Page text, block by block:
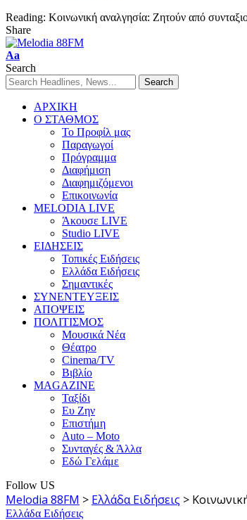
Reading: Κοινωνική αναλγησία: Ζητούν από
Share
Aa
Search
ΑΡΧΙΚΗ
Ο ΣΤΑΘΜΟΣ
Το Προφίλ μας
Παραγωγοί
Πρόγραμμα
Διαφήμιση
Διαφημιζόμενοι
Επικοινωνία
MELODIA LIVE
Άκουσε LIVE
Studio LIVE
ΕΙΔΗΣΕΙΣ
Τοπικές Ειδήσεις
Ελλάδα Ειδήσεις
Σημαντικές
ΣΥΝΕΝΤΕΥΞΕΙΣ
ΑΠΟΨΕΙΣ
ΠΟΛΙΤΙΣΜΟΣ
Μουσικά Νέα
Θέατρο
Cinema/TV
Βιβλίο
MAGAZINE
Ταξίδι
Ευ Ζην
Επιστήμη
Auto – Moto
Συνταγές & Άλλα
Εδώ Γελάμε
Follow US
Melodia 88FM > Ελλάδα Ειδήσεις >
Ελλάδα Ειδήσεις